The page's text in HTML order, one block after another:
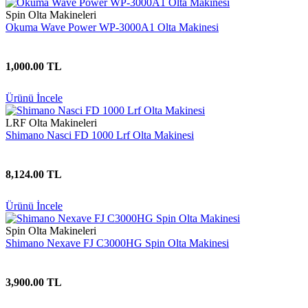
Spin Olta Makineleri
Okuma Wave Power WP-3000A1 Olta Makinesi
1,000.00 TL
Ürünü İncele
LRF Olta Makineleri
Shimano Nasci FD 1000 Lrf Olta Makinesi
8,124.00 TL
Ürünü İncele
Spin Olta Makineleri
Shimano Nexave FJ C3000HG Spin Olta Makinesi
3,900.00 TL